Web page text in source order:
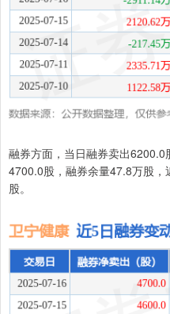
融券方面，当日融券卖出
4700.0股，融券余量47.8万股
股。